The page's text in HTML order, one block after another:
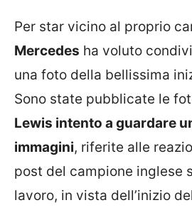
Per star vicino al proprio
Mercedes ha voluto
una foto della bellissima
Sono state pubblicate le
Lewis intento a guardare
immagini, riferite alle
post del campione inglese
lavoro, in vista dell’inizio